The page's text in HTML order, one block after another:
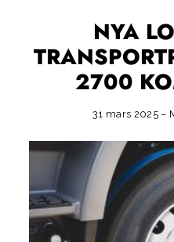
NYA
2700
31 mars 2025 –